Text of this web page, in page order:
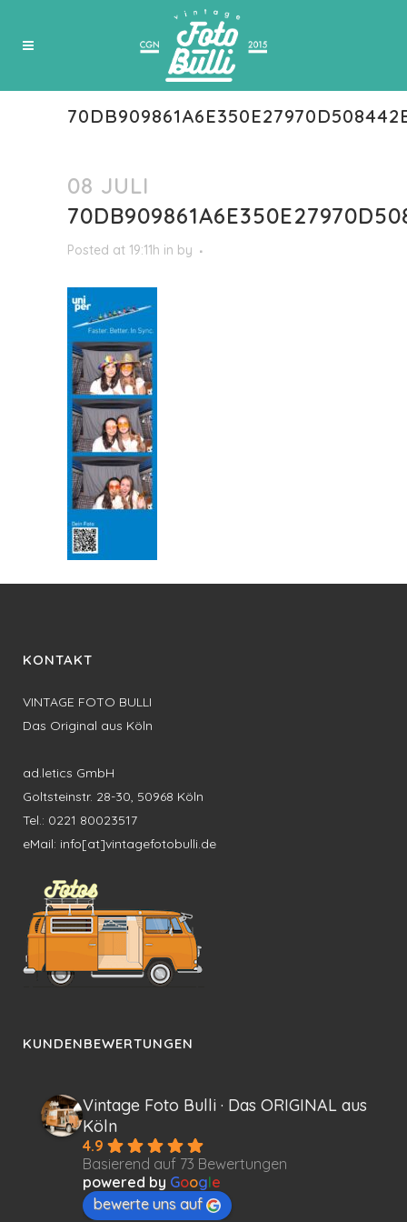
08 JULI
Posted at 19:11h in by
KONTAKT
VINTAGE FOTO BULLI
Das Original aus Köln
ad.letics GmbH
Goltsteinstr. 28-30, 50968 Köln
Tel.: 0221 80023517
eMail: info[at]vintagefotobulli.de
KUNDENBEWERTUNGEN
Vintage Foto Bulli · Das ORIGINAL aus
Köln
4.9
Basierend auf 73 Bewertungen
powered by Google
bewerte uns auf